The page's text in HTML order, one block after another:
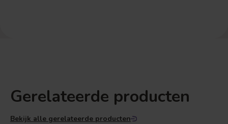
Gerelateerde producten
Bekijk alle gerelateerde producten